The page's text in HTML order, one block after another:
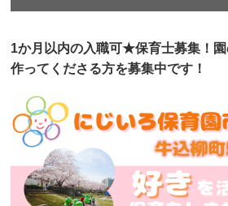
1か月以内の入職可★保育士募集！
作ってくださる方を募集中です！